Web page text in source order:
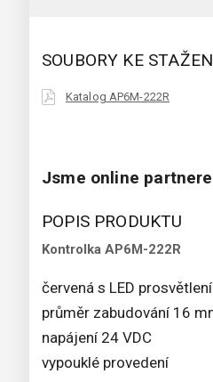
SOUBORY KE
Katalog AP6M-222R
Jsme online
POPIS PRODUKTU
Kontrolka AP6M-222R
červená s LED
průměr zabudování 16
napájení 24 VDC
vypouklé provedení